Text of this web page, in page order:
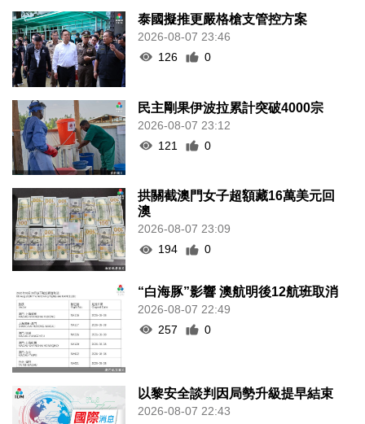
泰國擬推更嚴格槍支管控方案
2026-08-07 23:46
126
0
民主剛果伊波拉累計突破4000宗
2026-08-07 23:12
121
0
拱關截澳門女子超額藏16萬美元回
澳
2026-08-07 23:09
194
0
“白海豚”影響 澳航明後12航班取消
2026-08-07 22:49
257
0
以黎安全談判因局勢升級提早結束
2026-08-07 22:43